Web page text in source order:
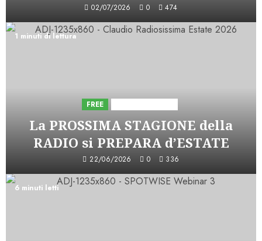
02/07/2026 0 474
1 minuti di lettura
FREE
La PROSSIMA STAGIONE della
RADIO si PREPARA d’ESTATE
22/06/2026 0 336
6 minuti letti